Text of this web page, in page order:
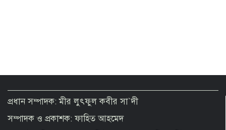
প্রধান সম্পাদক: মীর লুৎফুল কবীর সা`দী
সম্পাদক ও প্রকাশক: ফাহিত আহমেদ